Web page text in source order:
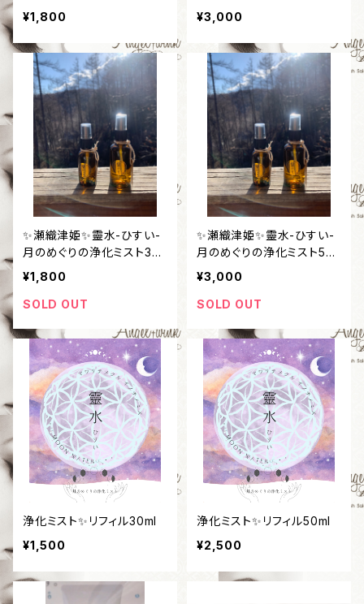
30ml
¥1,800
50ml
¥3,000
✨瀬織津姫✨靈水-ひすい-
月のめぐりの浄化ミスト30
ml
¥1,800
SOLD OUT
✨瀬織津姫✨靈水-ひすい-
月のめぐりの浄化ミスト50
ml
¥3,000
SOLD OUT
浄化ミスト✨リフィル30ml
¥1,500
浄化ミスト✨リフィル50ml
¥2,500